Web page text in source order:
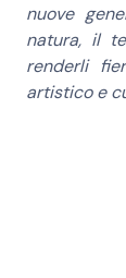
nuove
natura, il
renderli
artistico e